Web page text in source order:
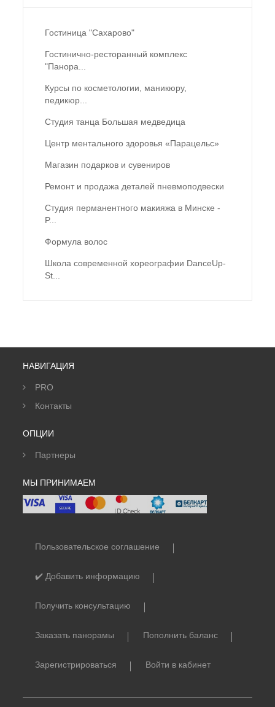
Гостиница "Сахарово"
Гостинично-ресторанный комплекс
"Панора...
Курсы по косметологии, маникюру,
педикюр...
Студия танца Большая медведица
Центр ментального здоровья «Парацельс»
Магазин подарков и сувениров
Ремонт и продажа деталей пневмоподвески
Студия перманентного макияжа в Минске -
P...
Формула волос
Школа современной хореографии DanceUp-
St...
НАВИГАЦИЯ
PRO
Контакты
ОПЦИИ
Партнеры
МЫ ПРИНИМАЕМ
Пользовательское соглашение
✔️ Добавить информацию
Получить консультацию
Заказать панорамы Пополнить баланс
Зарегистрироваться Войти в кабинет